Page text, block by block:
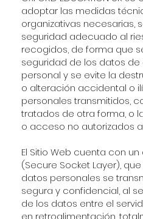
adoptar las medidas
organizativas necesarias,
seguridad adecuado al
recogidos, de forma que
seguridad de los datos
personal y se evite la
o alteración accidental o
personales transmitidos,
tratados de otra forma, o
o acceso no autorizados
El Sitio Web cuenta con
(Secure Socket Layer),
datos personales se
segura y confidencial, al
de los datos entre el
en retroalimentación,